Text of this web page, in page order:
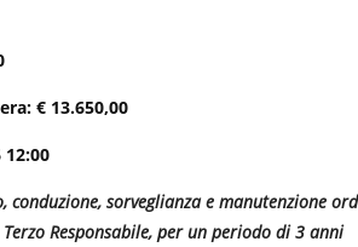
€ 13.650,00
12:00
conduzione, sorveglianza e manutenzione
Responsabile, per un periodo di 3 anni